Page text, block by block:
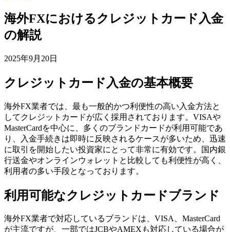
海外FXにおけるクレジットカード入金
の解説
2025年9月20日
クレジットカード入金の基本概要
海外FX業者では、最も一般的かつ利便性の高い入金方法と
してクレジットカードが広く採用されております。VISAや
MasterCardを中心に、多くのブランドカードが利用可能であ
り、入金手続きは即時に反映されるケースが多いため、迅速
に取引を開始したい投資家にとって非常に有効です。国内銀
行送金やオンラインウォレットと比較しても利便性が高く、
利用者の多い手段となっております。
利用可能なクレジットカードブランド
海外FX業者で対応しているブランドは、VISA、MasterCard
が主流ですが、一部ではJCBやAMEXも対応している場合が